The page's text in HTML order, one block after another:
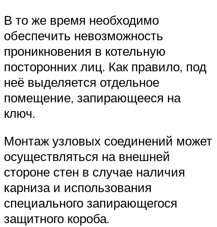
В то же время необходимо
обеспечить невозможность
проникновения в котельную
посторонних лиц. Как правило, под
неё выделяется отдельное
помещение, запирающееся на
ключ.
Монтаж узловых соединений может
осуществляться на внешней
стороне стен в случае наличия
карниза и использования
специального запирающегося
защитного короба.